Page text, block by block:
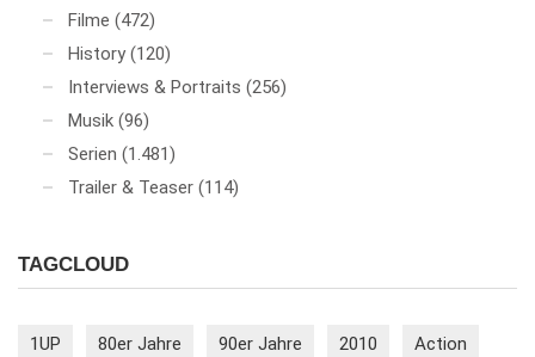
Filme (472)
History (120)
Interviews & Portraits (256)
Musik (96)
Serien (1.481)
Trailer & Teaser (114)
TAGCLOUD
1UP 80er Jahre 90er Jahre 2010 Action